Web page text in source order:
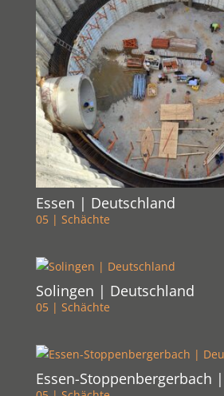
Essen | Deutschland
05 | Schächte
Solingen | Deutschland
05 | Schächte
Essen-Stoppenbergerbach